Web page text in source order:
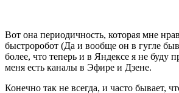
Вот она периодичность, которая мне
быстроробот (Да и вообще он в гугле
более, что теперь и в Яндексе я не буду
меня есть каналы в Эфире и Дзене.
Конечно так не всегда, и часто бывает,